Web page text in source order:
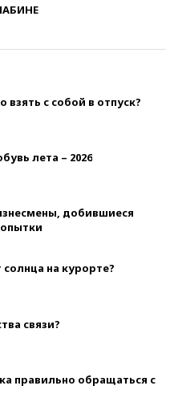
с собой в отпуск?
лета – 2026
добившиеся
на курорте?
связи?
правильно обращаться с